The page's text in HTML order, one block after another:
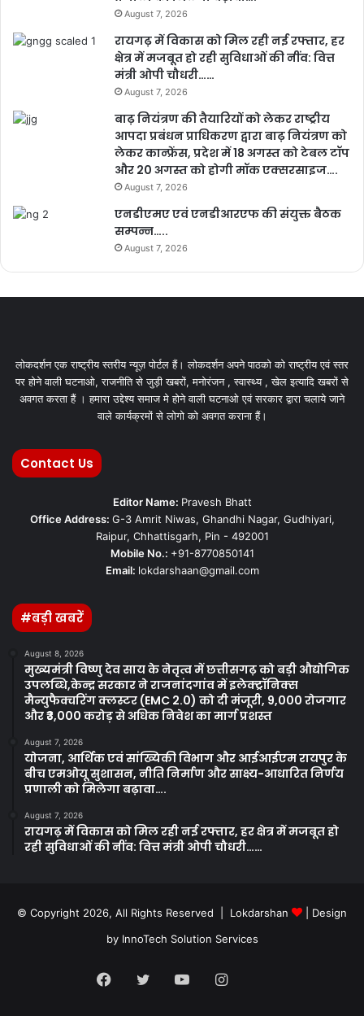
August 7, 2026
रायगढ़ में विकास को मिल रही नई रफ्तार, हर
क्षेत्र में मजबूत हो रही सुविधाओं की नींव: वित्त
मंत्री ओपी चौधरी……
August 7, 2026
बाढ़ नियंत्रण की तैयारियों को लेकर राष्ट्रीय
आपदा प्रबंधन प्राधिकरण द्वारा बाढ़ नियंत्रण को
लेकर कान्फ्रेंस, प्रदेश में 18 अगस्त को टेबल टॉप
और 20 अगस्त को होगी मॉक एक्सरसाइज….
August 7, 2026
एनडीएमए एवं एनडीआरएफ की संयुक्त बैठक
सम्पन्न…..
August 7, 2026
लोकदर्शन एक राष्ट्रीय स्तरीय न्यूज़ पोर्टल हैं। लोकदर्शन अपने पाठको को राष्ट्रीय एवं स्तर
पर होने वाली घटनाओ, राजनीति से जुड़ी खबरों, मनोरंजन , स्वास्थ्य , खेल इत्यादि खबरों से
अवगत करता हैं । हमारा उद्देश्य समाज मे होने वाली घटनाओ एवं सरकार द्वारा चलाये जाने
वाले कार्यक्रमों से लोगो को अवगत कराना हैं।
Contact Us
Editor Name: Pravesh Bhatt
Office Address: G-3 Amrit Niwas, Ghandhi Nagar, Gudhiyari,
Raipur, Chhattisgarh, Pin - 492001
Mobile No.: +91-8770850141
Email: lokdarshaan@gmail.com
#बड़ी खबरें
August 8, 2026
मुख्यमंत्री विष्णु देव साय के नेतृत्व में छत्तीसगढ़ को बड़ी औद्योगिक
उपलब्धि,केन्द्र सरकार ने राजनांदगांव में इलेक्ट्रॉनिक्स
मैन्युफैक्चरिंग क्लस्टर (EMC 2.0) को दी मंजूरी, 9,000 रोजगार
और ₹3,000 करोड़ से अधिक निवेश का मार्ग प्रशस्त
August 7, 2026
योजना, आर्थिक एवं सांख्यिकी विभाग और आईआईएम रायपुर के
बीच एमओयू सुशासन, नीति निर्माण और साक्ष्य-आधारित निर्णय
प्रणाली को मिलेगा बढ़ावा….
August 7, 2026
रायगढ़ में विकास को मिल रही नई रफ्तार, हर क्षेत्र में मजबूत हो
रही सुविधाओं की नींव: वित्त मंत्री ओपी चौधरी……
© Copyright 2026, All Rights Reserved | Lokdarshan
| Design
by InnoTech Solution Services
Facebook
Twitter YouTubeInstagram